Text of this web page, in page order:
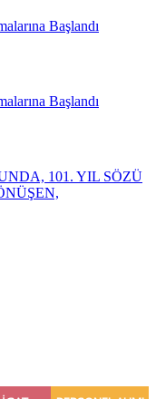
Başlandı
Başlandı
101. YIL SÖZÜ